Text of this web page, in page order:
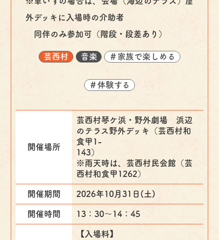
外デッキに入場時の介助者
同伴のみ参加可（階段・段差あり）
芸西村 音楽 ＃家族で楽しめる
＃体験する
開催場所
芸西村琴ケ浜・野外劇場 浜辺
のテラス野外デッキ（芸西村和
食甲1-
143
※雨天時は、芸西村民会館（芸
西村和食甲1262）
開催期間 2026年10月31日(土)
開催時間 13：30～14：45
【入場料】